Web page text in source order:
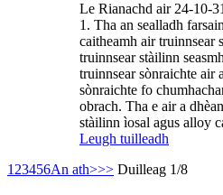
Le Rianachd air 24-10-31
1. Tha an sealladh
caitheamh air truinnsear
truinnsear stàilinn
truinnsear sònraichte air
sònraichte fo
obrach. Tha e air a
stàilinn ìosal agus alloy
Leugh tuilleadh
1 23456An ath>>> Duilleag 1/8